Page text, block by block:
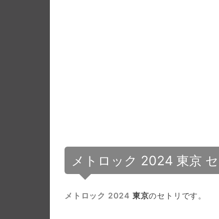
メトロック 2024 東京
メトロック 2024 東京のセトリです。